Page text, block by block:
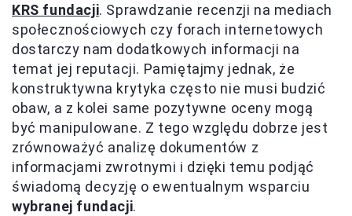
KRS fundacji. Sprawdzanie recenzji na mediach
społecznościowych czy forach internetowych
dostarczy nam dodatkowych informacji na
temat jej reputacji. Pamiętajmy jednak, że
konstruktywna krytyka często nie musi budzić
obaw, a z kolei same pozytywne oceny mogą
być manipulowane. Z tego względu dobrze jest
zrównoważyć analizę dokumentów z
informacjami zwrotnymi i dzięki temu podjąć
świadomą decyzję o ewentualnym wsparciu
wybranej fundacji.